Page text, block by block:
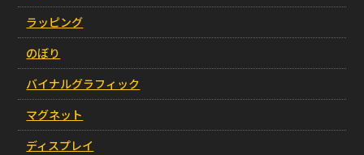
ラッピング
のぼり
バイナルグラフィック
マグネット
ディスプレイ